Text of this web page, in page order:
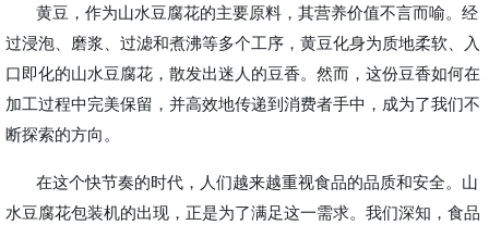
黄豆，作为山水豆腐花的主要原料，其营养价值不言而喻。经
过浸泡、磨浆、过滤和煮沸等多个工序，黄豆化身为质地柔软、入
口即化的山水豆腐花，散发出迷人的豆香。然而，这份豆香如何在
加工过程中完美保留，并高效地传递到消费者手中，成为了我们不
断探索的方向。
在这个快节奏的时代，人们越来越重视食品的品质和安全。山
水豆腐花包装机的出现，正是为了满足这一需求。我们深知，食品